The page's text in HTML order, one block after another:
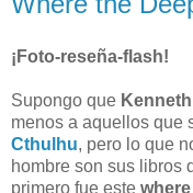
¡Foto-reseña-flash!
Supongo que
menos a aquellos que
Cthulhu, pero lo que
hombre son sus libros
primero fue este